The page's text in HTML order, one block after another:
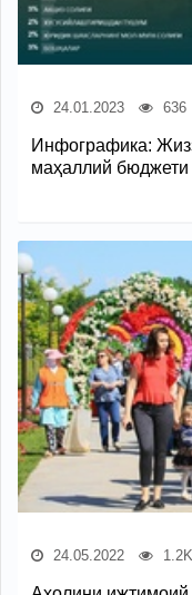
24.01.2023 636
Инфографика:
маҳаллий бюджети
24.05.2022 1.2K